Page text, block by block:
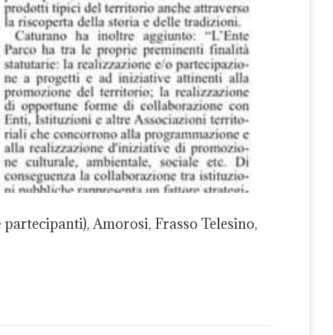
Amorosi, Frasso Telesino,